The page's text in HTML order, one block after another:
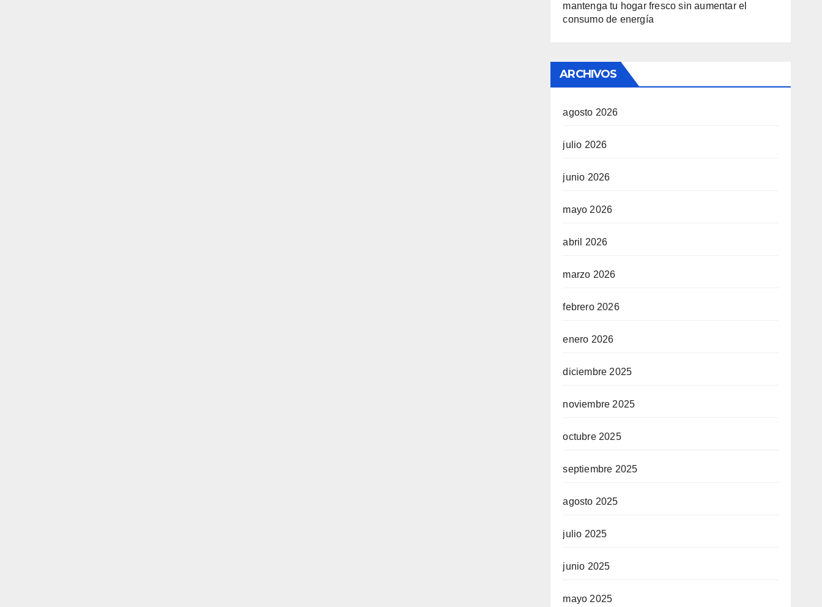
mantenga tu hogar fresco sin aumentar el
consumo de energía
ARCHIVOS
agosto 2026
julio 2026
junio 2026
mayo 2026
abril 2026
marzo 2026
febrero 2026
enero 2026
diciembre 2025
noviembre 2025
octubre 2025
septiembre 2025
agosto 2025
julio 2025
junio 2025
mayo 2025